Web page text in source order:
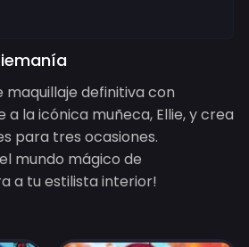
maquillaje definitiva con
a la icónica muñeca, Ellie, y crea
para tres ocasiones.
mundo mágico de
a tu estilista interior!